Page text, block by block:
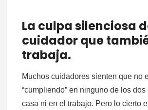
La culpa silenciosa
cuidador que
trabaja.
Muchos cuidadores sienten que no
“cumpliendo” en ninguno de los
casa ni en el trabajo. Pero lo cierto